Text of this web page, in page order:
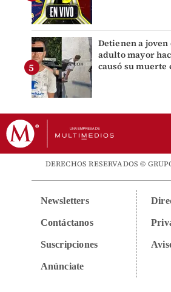
Detienen a
adulto mayor
causó su
DERECHOS RESERVADOS ©
Newsletters
Contáctanos
Suscripciones
Anúnciate